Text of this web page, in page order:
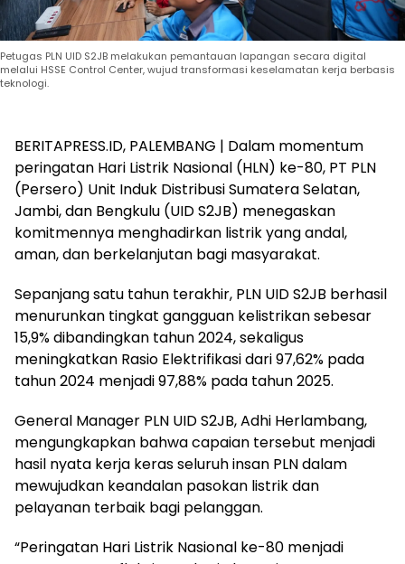
Petugas PLN UID S2JB melakukan pemantauan lapangan secara digital
melalui HSSE Control Center, wujud transformasi keselamatan kerja berbasis
teknologi.
BERITAPRESS.ID, PALEMBANG | Dalam momentum
peringatan Hari Listrik Nasional (HLN) ke-80, PT PLN
(Persero) Unit Induk Distribusi Sumatera Selatan,
Jambi, dan Bengkulu (UID S2JB) menegaskan
komitmennya menghadirkan listrik yang andal,
aman, dan berkelanjutan bagi masyarakat.
Sepanjang satu tahun terakhir, PLN UID S2JB berhasil
menurunkan tingkat gangguan kelistrikan sebesar
15,9% dibandingkan tahun 2024, sekaligus
meningkatkan Rasio Elektrifikasi dari 97,62% pada
tahun 2024 menjadi 97,88% pada tahun 2025.
General Manager PLN UID S2JB, Adhi Herlambang,
mengungkapkan bahwa capaian tersebut menjadi
hasil nyata kerja keras seluruh insan PLN dalam
mewujudkan keandalan pasokan listrik dan
pelayanan terbaik bagi pelanggan.
“Peringatan Hari Listrik Nasional ke-80 menjadi